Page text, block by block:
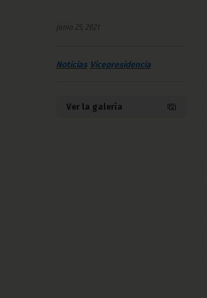
junio 25, 2021
Noticias Vicepresidencia
Ver la galería